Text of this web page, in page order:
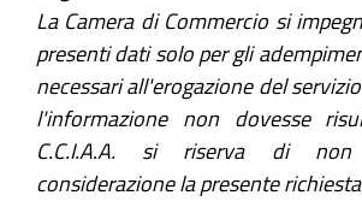
La Camera di Commercio si
presenti dati solo per gli
necessari all'erogazione del
l'informazione non dovesse
C.C.I.A.A. si riserva di
considerazione la presente richiesta.